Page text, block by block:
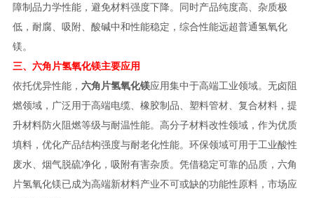
障制品力学性能，避免材料强度下降。同时产品纯度高、杂质极
低，耐腐、吸附、酸碱中和性能稳定，综合性能远超普通氢氧化
镁。
三、六角片氢氧化镁主要应用
依托优异性能， 六角片氢氧化镁应用集中于高端工业领域。无卤阻
燃领域，广泛用于高端电缆、橡胶制品、塑料管材、复合材料，提
升材料防火阻燃等级与耐温性能。高分子材料改性领域，作为优质
填料，优化产品结构强度与耐老化性能。环保领域可用于工业酸性
废水、烟气脱硫净化，吸附有害杂质。凭借稳定可靠的品质，六角
片氢氧化镁已成为高端新材料产业不可或缺的功能性原料，市场应